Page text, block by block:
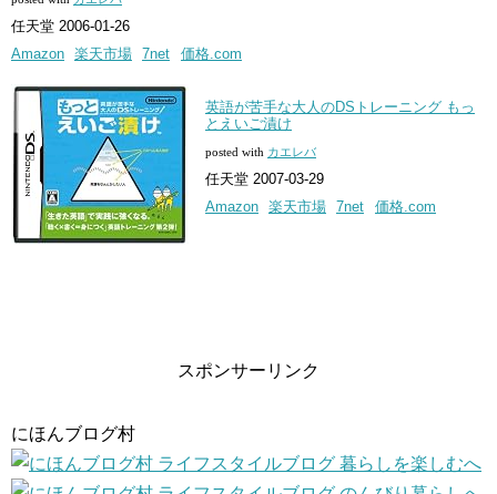
任天堂 2006-01-26
Amazon 楽天市場 7net 価格.com
英語が苦手な大人のDSトレーニング もっ
とえいご漬け
posted with カエレバ
任天堂 2007-03-29
Amazon 楽天市場 7net 価格.com
スポンサーリンク
にほんブログ村